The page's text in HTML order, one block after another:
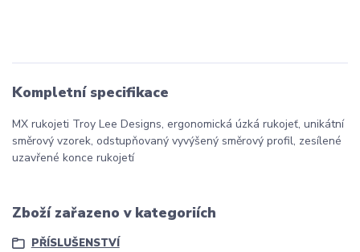
Kompletní specifikace
MX rukojeti Troy Lee Designs, ergonomická úzká rukojeť, unikátní
směrový vzorek, odstupňovaný vyvýšený směrový profil, zesílené
uzavřené konce rukojetí
Zboží zařazeno v kategoriích
PŘÍSLUŠENSTVÍ